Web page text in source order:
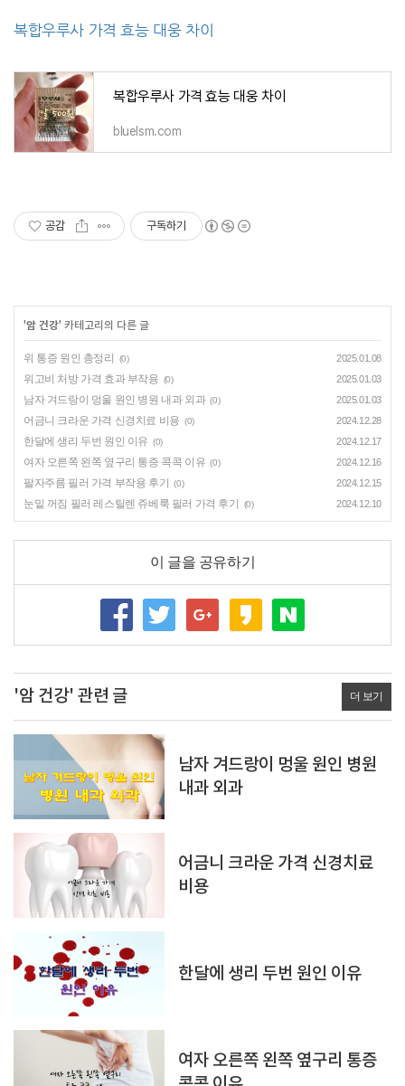
복합우루사 가격 효능 대웅 차이
복합우루사 가격 효능 대웅 차이
bluelsm.com
공감 구독하기
'암 건강' 카테고리의 다른 글
위 통증 원인 총정리 (0) 2025.01.08
위고비 처방 가격 효과 부작용 (0) 2025.01.03
남자 겨드랑이 멍울 원인 병원 내과 외과 (0) 2025.01.03
어금니 크라운 가격 신경치료 비용 (0) 2024.12.28
한달에 생리 두번 원인 이유 (0) 2024.12.17
여자 오른쪽 왼쪽 옆구리 통증 콕콕 이유 (0) 2024.12.16
팔자주름 필러 가격 부작용 후기 (0) 2024.12.15
눈밑 꺼짐 필러 레스틸렌 쥬베룩 필러 가격 후기 (0) 2024.12.10
이 글을 공유하기
'암 건강' 관련 글 더 보기
남자 겨드랑이 멍울 원인 병원
내과 외과
어금니 크라운 가격 신경치료
비용
한달에 생리 두번 원인 이유
여자 오른쪽 왼쪽 옆구리 통증